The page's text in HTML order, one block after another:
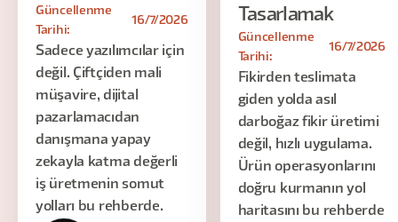
Güncellenme
Tarihi:
16/7/2026
Sadece yazılımcılar için
değil. Çiftçiden mali
müşavire, dijital
pazarlamacıdan
danışmana yapay
zekayla katma değerli
iş üretmenin somut
yolları bu rehberde.
Tasarlamak
Güncellenme
Tarihi:
16/7/2026
Fikirden teslimata
giden yolda asıl
darboğaz fikir üretimi
değil, hızlı uygulama.
Ürün operasyonlarını
doğru kurmanın yol
haritasını bu rehberde